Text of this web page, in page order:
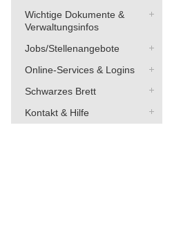
Wichtige Dokumente &
Verwaltungsinfos
Jobs/Stellenangebote
Online-Services & Logins
Schwarzes Brett
Kontakt & Hilfe